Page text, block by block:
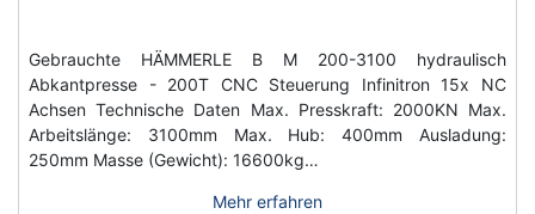
Gebrauchte HÄMMERLE B M 200-3100 hydraulisch
Abkantpresse - 200T CNC Steuerung Infinitron 15x NC
Achsen Technische Daten Max. Presskraft: 2000KN Max.
Arbeitslänge: 3100mm Max. Hub: 400mm Ausladung:
250mm Masse (Gewicht): 16600kg…
Mehr erfahren